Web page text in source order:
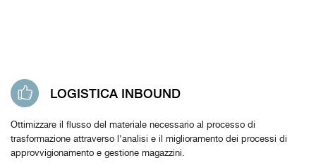
LOGISTICA INBOUND
Ottimizzare il flusso del materiale necessario al processo di
trasformazione attraverso l’analisi e il miglioramento dei processi di
approvvigionamento e gestione magazzini.